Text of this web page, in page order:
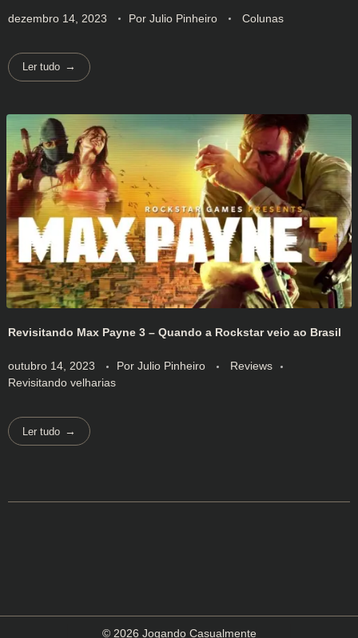
dezembro 14, 2023 Por Julio Pinheiro Colunas
Ler tudo
Revisitando Max Payne 3 – Quando a Rockstar veio ao Brasil
outubro 14, 2023 Por Julio Pinheiro
Reviews
Revisitando velharias
Ler tudo
© 2026 Jogando Casualmente